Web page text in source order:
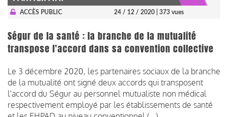
ACCÈS PUBLIC 24 / 12 / 2020 | 373 vues
Ségur de la santé : la branche de la mutualité
transpose l'accord dans sa convention collective
Le 3 décembre 2020, les partenaires sociaux de la branche
de la mutualité ont signé deux accords qui transposent
l'accord du Ségur au personnel mutualiste non médical
respectivement employé par les établissements de santé